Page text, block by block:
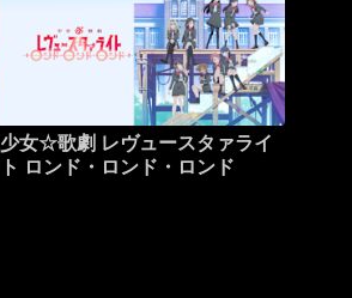
少女☆歌劇 レヴュースタァライ
ト ロンド・ロンド・ロンド